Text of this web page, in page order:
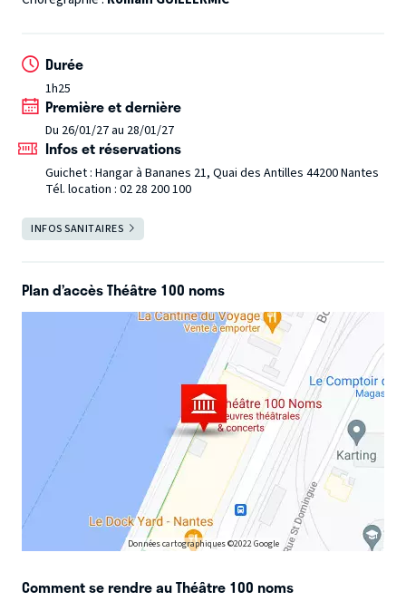
Durée
1h25
Première et dernière
Du 26/01/27 au 28/01/27
Infos et réservations
Guichet : Hangar à Bananes 21, Quai des Antilles 44200 Nantes
Tél. location : 02 28 200 100
Salle ouverte
INFOS SANITAIRES
Plan d’accès Théâtre 100 noms
Données cartographiques ©2022 Google
Comment se rendre au Théâtre 100 noms